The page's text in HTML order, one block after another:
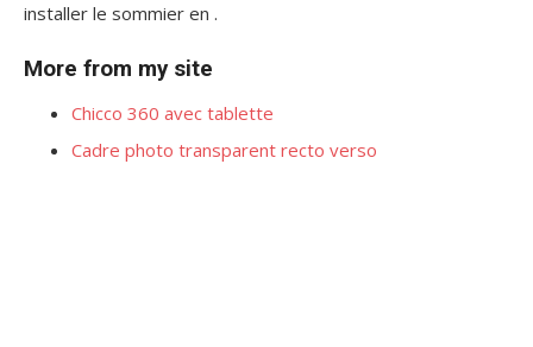
installer le sommier en .
More from my site
Chicco 360 avec tablette
Cadre photo transparent recto verso